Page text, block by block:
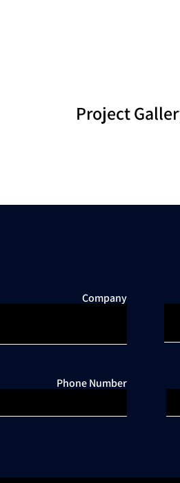
Project
Company
Phone Number